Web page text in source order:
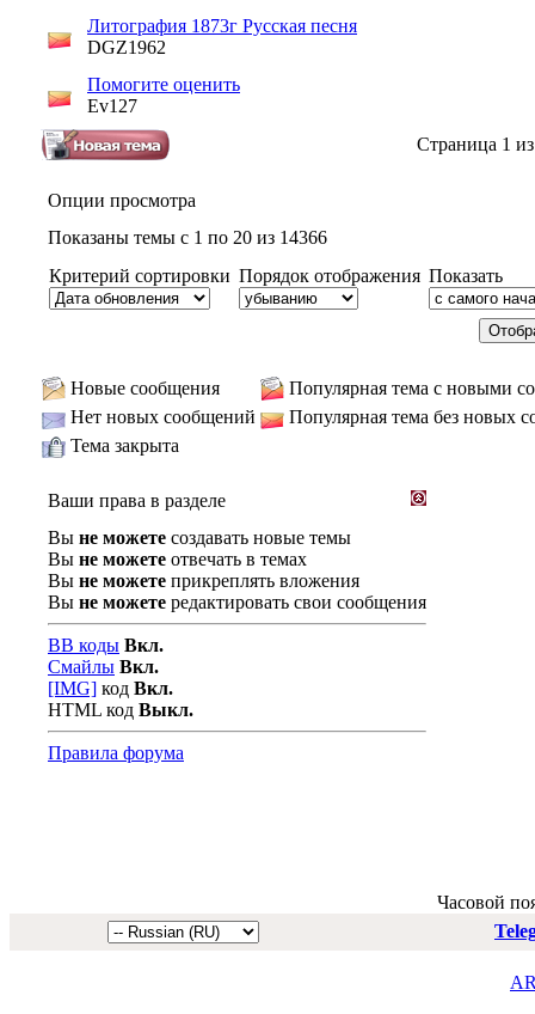
Литография 1873г Русская песня
DGZ1962
Помогите оценить
Ev127
Страница 1
Опции просмотра
Показаны темы с 1 по 20 из 14366
Критерий сортировки Порядок отображения Показать
Новые сообщения
Популярная тема с новыми
Нет новых сообщений
Популярная тема без новых
Тема закрыта
Ваши права в разделе
Вы не можете создавать новые темы
Вы не можете отвечать в темах
Вы не можете прикреплять вложения
Вы не можете редактировать свои сообщения
BB коды Вкл.
Смайлы Вкл.
[IMG] код Вкл.
HTML код Выкл.
Правила форума
Часовой